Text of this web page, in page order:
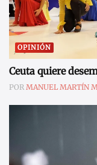
OPINIÓN
Ceuta quiere
POR MANUEL MARTÍN